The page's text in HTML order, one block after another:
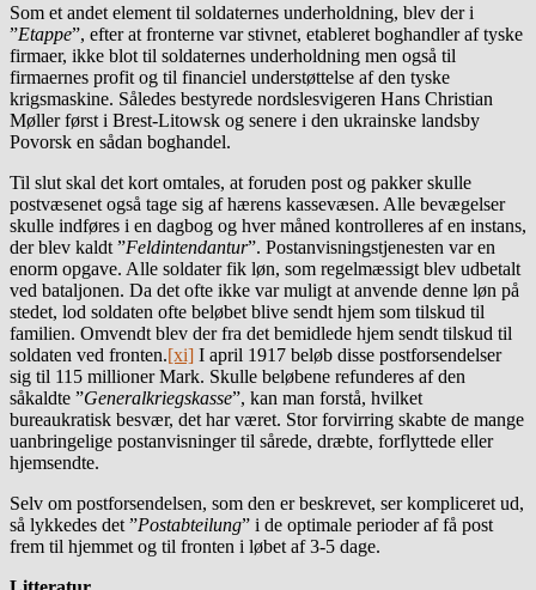
Som et andet element til soldaternes underholdning, blev der i
”Etappe”, efter at fronterne var stivnet, etableret boghandler af tyske
firmaer, ikke blot til soldaternes underholdning men også til
firmaernes profit og til financiel understøttelse af den tyske
krigsmaskine. Således bestyrede nordslesvigeren Hans Christian
Møller først i Brest-Litowsk og senere i den ukrainske landsby
Povorsk en sådan boghandel.
Til slut skal det kort omtales, at foruden post og pakker skulle
postvæsenet også tage sig af hærens kassevæsen. Alle bevægelser
skulle indføres i en dagbog og hver måned kontrolleres af en instans,
der blev kaldt ”Feldintendantur”. Postanvisningstjenesten var en
enorm opgave. Alle soldater fik løn, som regelmæssigt blev udbetalt
ved bataljonen. Da det ofte ikke var muligt at anvende denne løn på
stedet, lod soldaten ofte beløbet blive sendt hjem som tilskud til
familien. Omvendt blev der fra det bemidlede hjem sendt tilskud til
soldaten ved fronten.[xi] I april 1917 beløb disse postforsendelser
sig til 115 millioner Mark. Skulle beløbene refunderes af den
såkaldte ”Generalkriegskasse”, kan man forstå, hvilket
bureaukratisk besvær, det har været. Stor forvirring skabte de mange
uanbringelige postanvisninger til sårede, dræbte, forflyttede eller
hjemsendte.
Selv om postforsendelsen, som den er beskrevet, ser kompliceret ud,
så lykkedes det ”Postabteilung” i de optimale perioder af få post
frem til hjemmet og til fronten i løbet af 3-5 dage.